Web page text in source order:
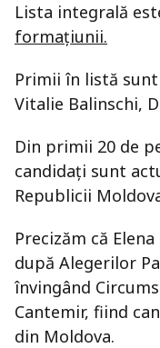
Lista integrală
formațiunii.
Primii în listă sunt
Vitalie Balinschi,
Din primii 20 de
candidați sunt
Republicii
Precizăm că
după Alegerilor
învingând
Cantemir, fiind
din Moldova.